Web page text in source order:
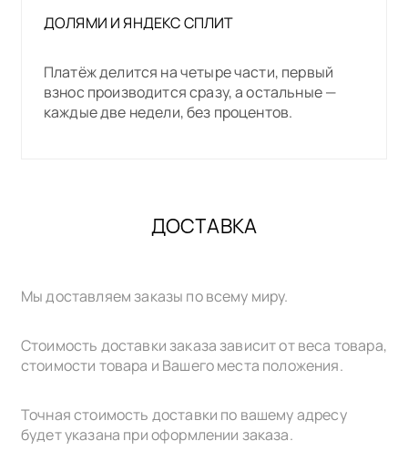
ДОЛЯМИ И ЯНДЕКС СПЛИТ
Платёж делится на четыре части, первый
взнос производится сразу, а остальные —
каждые две недели, без процентов.
ДОСТАВКА
Мы доставляем заказы по всему миру.
Стоимость доставки заказа зависит от веса товара,
стоимости товара и Вашего места положения.
Точная стоимость доставки по вашему адресу
будет указана при оформлении заказа.